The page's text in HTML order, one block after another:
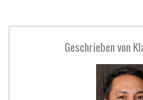
Geschrieben von